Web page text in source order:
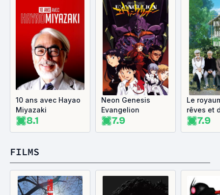
10 ans avec Hayao
Miyazaki
8.1
Neon Genesis
Evangelion
7.9
Le
rêves et
7.9
FILMS